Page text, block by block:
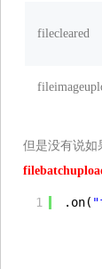
filecleared
但是没有说如
1 .on(